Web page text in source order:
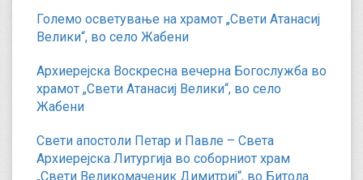
Големо осветување на храмот „Свети Атанасиј
Велики“, во село Жабени
Архиерејска Воскресна вечерна Богослужба во
храмот „Свети Атанасиј Велики“, во село
Жабени
Свети апостоли Петар и Павле – Света
Архиерејска Литургија во соборниот храм
„Свети Великомаченик Димитриј“, во Битола